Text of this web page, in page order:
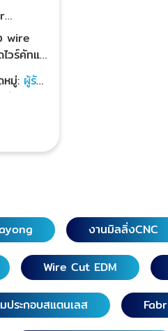
wire
าย และ
หะตาม
ง ตัด
mm.,
250
ตัด
ทั้ง
คัทชิ้น
ชิ้น
บชิ้นงาน
าดและ
บงาน
หมู่: ผู้รับ
รับเหมา
งานมิลลิ่งCNC
Wire Cut EDM
ประกอบสแตนเลส